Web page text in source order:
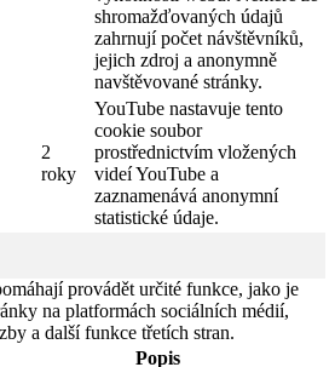
shromažďovaných údajů
zahrnují počet návštěvníků,
jejich zdroj a anonymně
navštěvované stránky.
2
roky
YouTube nastavuje tento
cookie soubor
prostřednictvím vložených
videí YouTube a
zaznamenává anonymní
statistické údaje.
provádět určité funkce, jako je
na platformách sociálních médií,
a další funkce třetích stran.
Popis